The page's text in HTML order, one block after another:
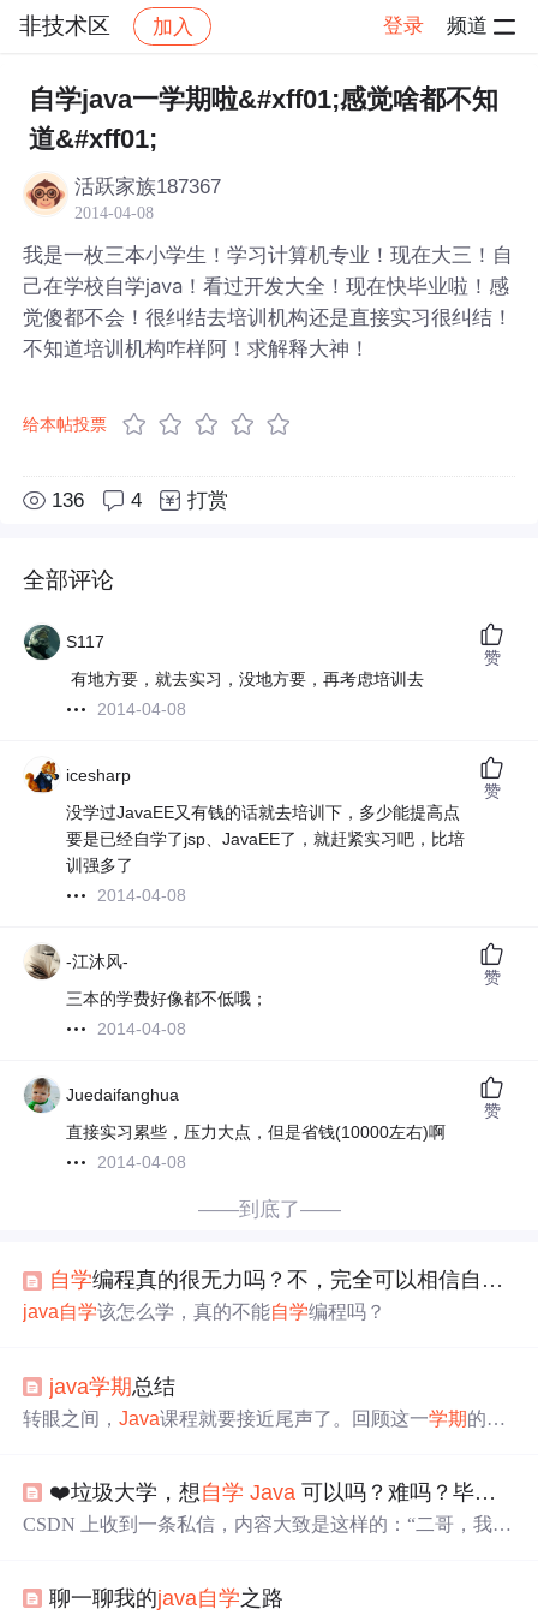
非技术区 加入 登录 频道
社区 非技术区 帖子详情
自学java一学期啦&#xff01;感觉啥都不知
道&#xff01;
活跃家族187367
2014-04-08
我是一枚三本小学生！学习计算机专业！现在大三！自
己在学校自学java！看过开发大全！现在快毕业啦！感
觉傻都不会！很纠结去培训机构还是直接实习很纠结！
不知道培训机构咋样阿！求解释大神！
给本帖投票
136 4 打赏
全部评论
S117
有地方要，就去实习，没地方要，再考虑培训去
2014-04-08
赞
icesharp
没学过JavaEE又有钱的话就去培训下，多少能提高点
要是已经自学了jsp、JavaEE了，就赶紧实习吧，比培
训强多了
2014-04-08
赞
-江沐风-
三本的学费好像都不低哦；
2014-04-08
赞
Juedaifanghua
直接实习累些，压力大点，但是省钱(10000左右)啊
2014-04-08
赞
——到底了——
自学编程真的很无力吗？不，完全可以相信自己。【肝 5000+字自述
java自学该怎么学，真的不能自学编程吗？
java学期总结
转眼之间，Java课程就要接近尾声了。回顾这一学期的学
明白的难题，非常感谢亲爱的老师。 通过这学期 对 java 的
学习，我又获得了一门技术，同时也学习了一门新的高级
什么工作。从第一个java小程序helloword.
❤️垃圾大学，想 自学 Java 可以吗？难吗？毕业后能找到一份 6k左右的工作吗？
CSDN 上收到一条私信，内容大致是这样的：“二哥，我学
小伙伴有没有类似的问题，我熬了一个大爷，肝出了这条
聊一聊我的java自学之路